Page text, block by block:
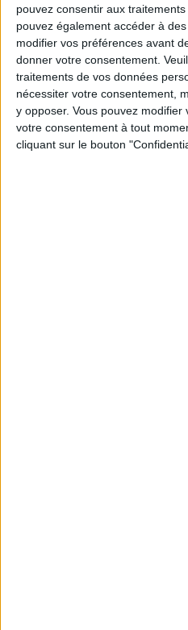
pouvez consentir aux
pouvez également accéder à
modifier vos préférences avant
donner votre consentement.
traitements de vos données
nécessiter votre consentement,
y opposer. Vous pouvez
votre consentement à tout
cliquant sur le bouton
LES SPF 50 QUI